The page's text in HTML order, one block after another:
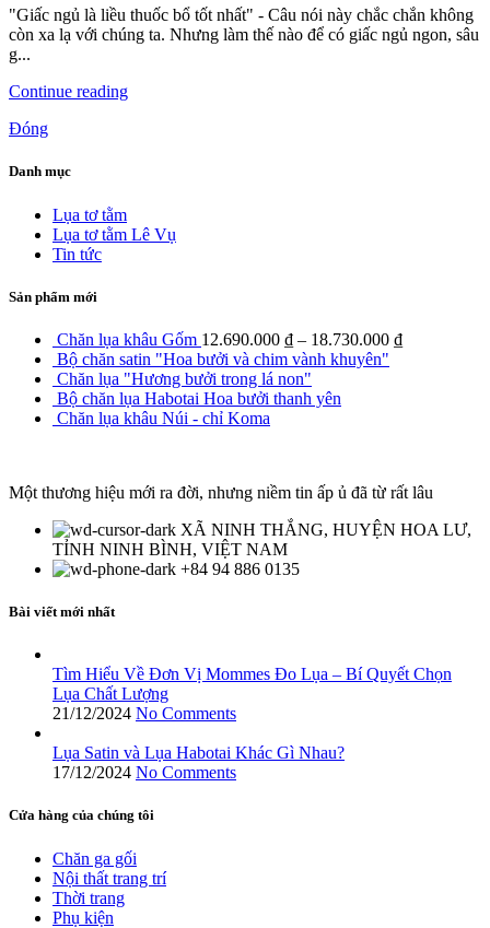
"Giấc ngủ là liều thuốc bổ tốt nhất" - Câu nói này chắc chắn không
còn xa lạ với chúng ta. Nhưng làm thế nào để có giấc ngủ ngon, sâu
g...
Continue reading
Đóng
Danh mục
Lụa tơ tằm
Lụa tơ tằm Lê Vụ
Tin tức
Sản phẩm mới
Chăn lụa khâu Gốm 12.690.000 ₫ – 18.730.000 ₫
Bộ chăn satin "Hoa bưởi và chim vành khuyên"
Chăn lụa "Hương bưởi trong lá non"
Bộ chăn lụa Habotai Hoa bưởi thanh yên
Chăn lụa khâu Núi - chỉ Koma
Một thương hiệu mới ra đời, nhưng niềm tin ấp ủ đã từ rất lâu
XÃ NINH THẮNG, HUYỆN HOA LƯ,
TỈNH NINH BÌNH, VIỆT NAM
+84 94 886 0135
Bài viết mới nhất
Tìm Hiểu Về Đơn Vị Mommes Đo Lụa – Bí Quyết Chọn
Lụa Chất Lượng
21/12/2024 No Comments
Lụa Satin và Lụa Habotai Khác Gì Nhau?
17/12/2024 No Comments
Cửa hàng của chúng tôi
Chăn ga gối
Nội thất trang trí
Thời trang
Phụ kiện